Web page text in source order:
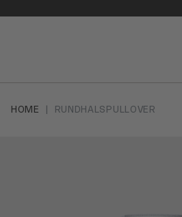
HOME RUNDHALSPULLOVER